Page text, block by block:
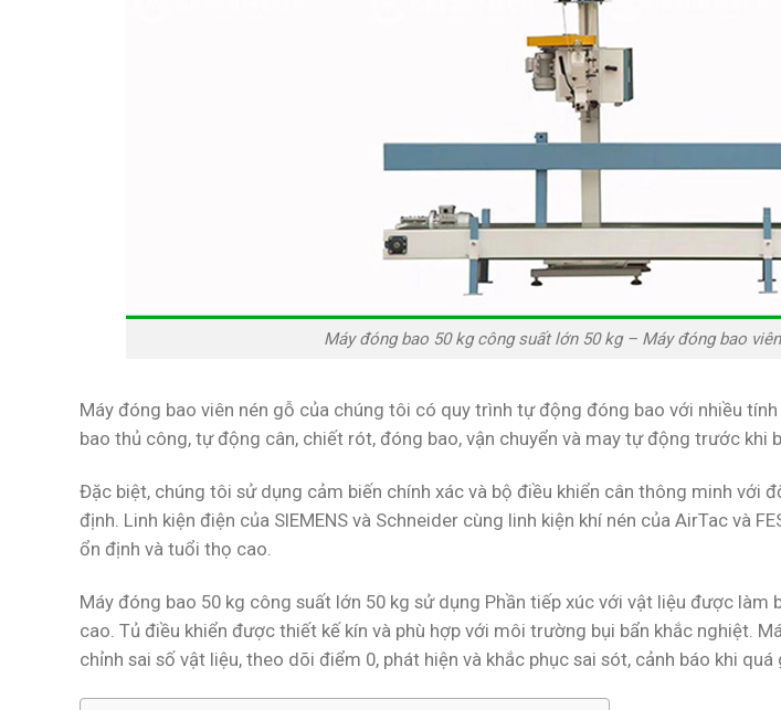
Máy đóng bao 50 kg công suất lớn 50 kg – Máy đóng bao
Máy đóng bao viên nén gỗ của chúng tôi có quy trình tự động đóng bao với nhiều
bao thủ công, tự động cân, chiết rót, đóng bao, vận chuyển và may tự động trước khi
Đặc biệt, chúng tôi sử dụng cảm biến chính xác và bộ điều khiển cân thông minh với
định. Linh kiện điện của SIEMENS và Schneider cùng linh kiện khí nén của AirTac và
ổn định và tuổi thọ cao.
Máy đóng bao 50 kg công suất lớn 50 kg sử dụng Phần tiếp xúc với vật liệu được làm
cao. Tủ điều khiển được thiết kế kín và phù hợp với môi trường bụi bẩn khắc nghiệt.
chỉnh sai số vật liệu, theo dõi điểm 0, phát hiện và khắc phục sai sót, cảnh báo khi